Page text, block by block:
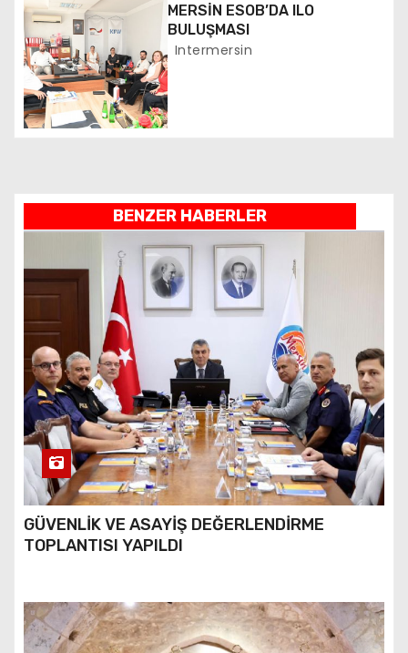
s
i
MERSİN ESOB’DA ILO
BULUŞMASI
Intermersin
BENZER HABERLER
GÜVENLİK VE ASAYİŞ DEĞERLENDİRME
TOPLANTISI YAPILDI